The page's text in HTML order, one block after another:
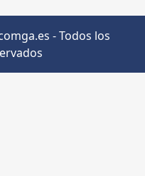
- Todos los